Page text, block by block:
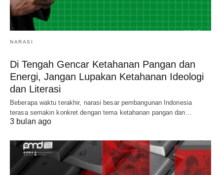
NARASI
Di Tengah Gencar Ketahanan Pangan dan
Energi, Jangan Lupakan Ketahanan Ideologi
dan Literasi
Beberapa waktu terakhir, narasi besar pembangunan Indonesia
terasa semakin konkret dengan tema ketahanan pangan dan…
3 bulan ago